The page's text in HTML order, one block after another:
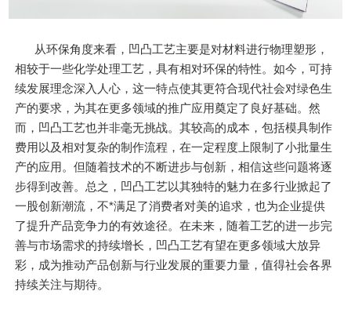
从环保角度来看，凹凸工艺主要是对材料进行物理塑形，
相较于一些化学处理工艺，具有相对环保的特性。如今，可持
续发展理念深入人心，这一特点使其更符合现代社会对绿色生
产的要求，为其在更多领域的推广应用奠定了良好基础。然
而，凹凸工艺也并非毫无挑战。其较高的成本，包括模具制作
费用以及相对复杂的制作流程，在一定程度上限制了小批量生
产的应用。但随着技术的不断进步与创新，相信这些问题将逐
步得到改善。总之，凹凸工艺以其独特的魅力在多行业掀起了
一股创新潮流，不*满足了消费者对美的追求，也为企业提供
了提升产品竞争力的有效途径。在未来，随着工艺的进一步完
善与市场需求的持续增长，凹凸工艺有望在更多领域大放异
彩，成为推动产品创新与行业发展的重要力量，值得社会各界
持续关注与期待。